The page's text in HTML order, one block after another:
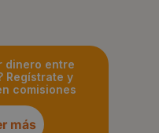
dinero entre
Regístrate y
comisiones
más